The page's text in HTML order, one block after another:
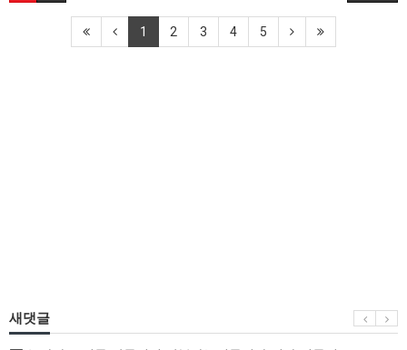
1 2 3 4 5
새댓글